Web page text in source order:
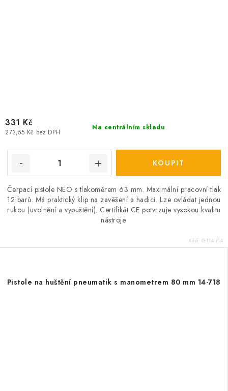
Na centrálním skladu
273,55 Kč bez DPH
331 Kč
Čerpací pistole NEO s tlakoměrem 63 mm. Maximální pracovní tlak
12 barů. Má praktický klip na zavěšení a hadici. Lze ovládat jednou
rukou (uvolnění a vypuštění). Certifikát CE potvrzuje vysokou kvalitu
nástroje.
Kód: GT14-714
Pistole na huštění pneumatik s manometrem 80 mm 14-718